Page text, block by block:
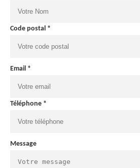
Code postal *
Email *
Téléphone *
Message